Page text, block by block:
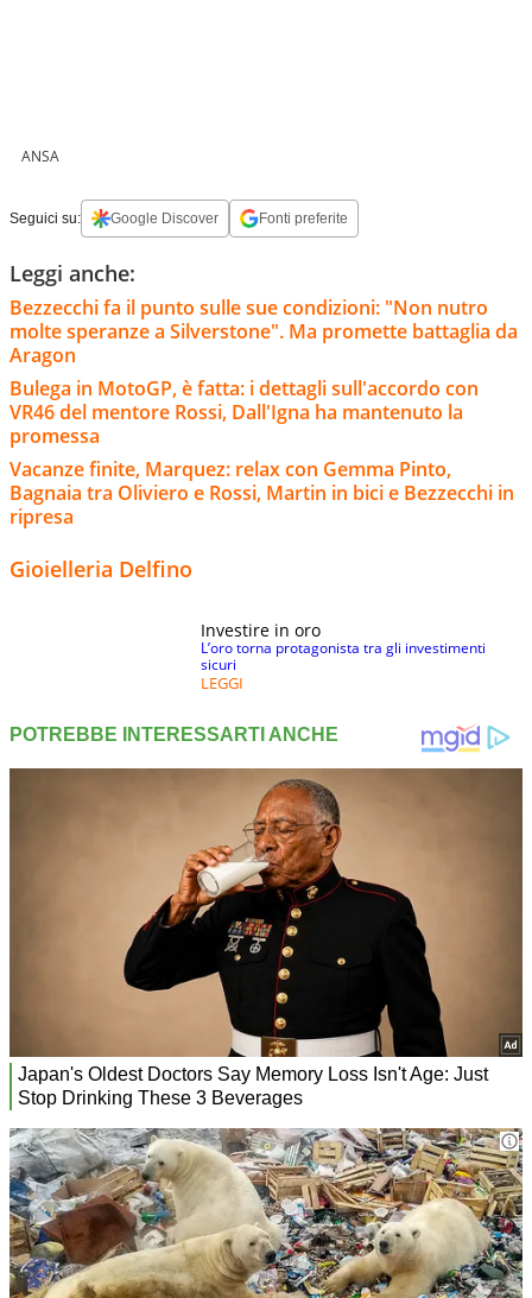
ANSA
Seguici su: Google Discover Fonti preferite
Leggi anche:
Bezzecchi fa il punto sulle sue condizioni: "Non nutro
molte speranze a Silverstone". Ma promette battaglia da
Aragon
Bulega in MotoGP, è fatta: i dettagli sull'accordo con
VR46 del mentore Rossi, Dall'Igna ha mantenuto la
promessa
Vacanze finite, Marquez: relax con Gemma Pinto,
Bagnaia tra Oliviero e Rossi, Martin in bici e Bezzecchi in
ripresa
Gioielleria Delfino
Investire in oro
L’oro torna protagonista tra gli investimenti
sicuri
LEGGI